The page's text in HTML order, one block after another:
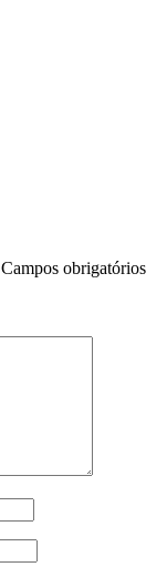
Campos obrigatórios